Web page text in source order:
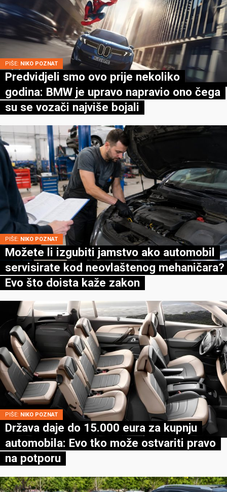
PIŠE: NIKO POZNAT
Predvidjeli smo ovo prije nekoliko
godina: BMW je upravo napravio ono čega
su se vozači najviše bojali
PIŠE: NIKO POZNAT
Možete li izgubiti jamstvo ako automobil
servisirate kod neovlaštenog mehaničara?
Evo što doista kaže zakon
PIŠE: NIKO POZNAT
Država daje do 15.000 eura za kupnju
automobila: Evo tko može ostvariti pravo
na potporu